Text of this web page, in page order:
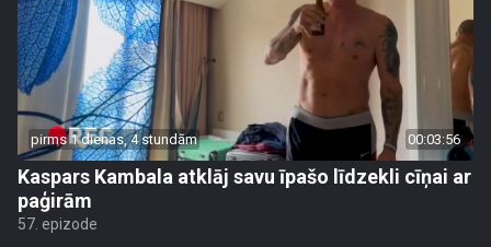
pirms 1 dienas, 4 stundām 00:03:56
Kaspars Kambala atklāj savu īpašo līdzekli cīņai ar
paģirām
57. epizode